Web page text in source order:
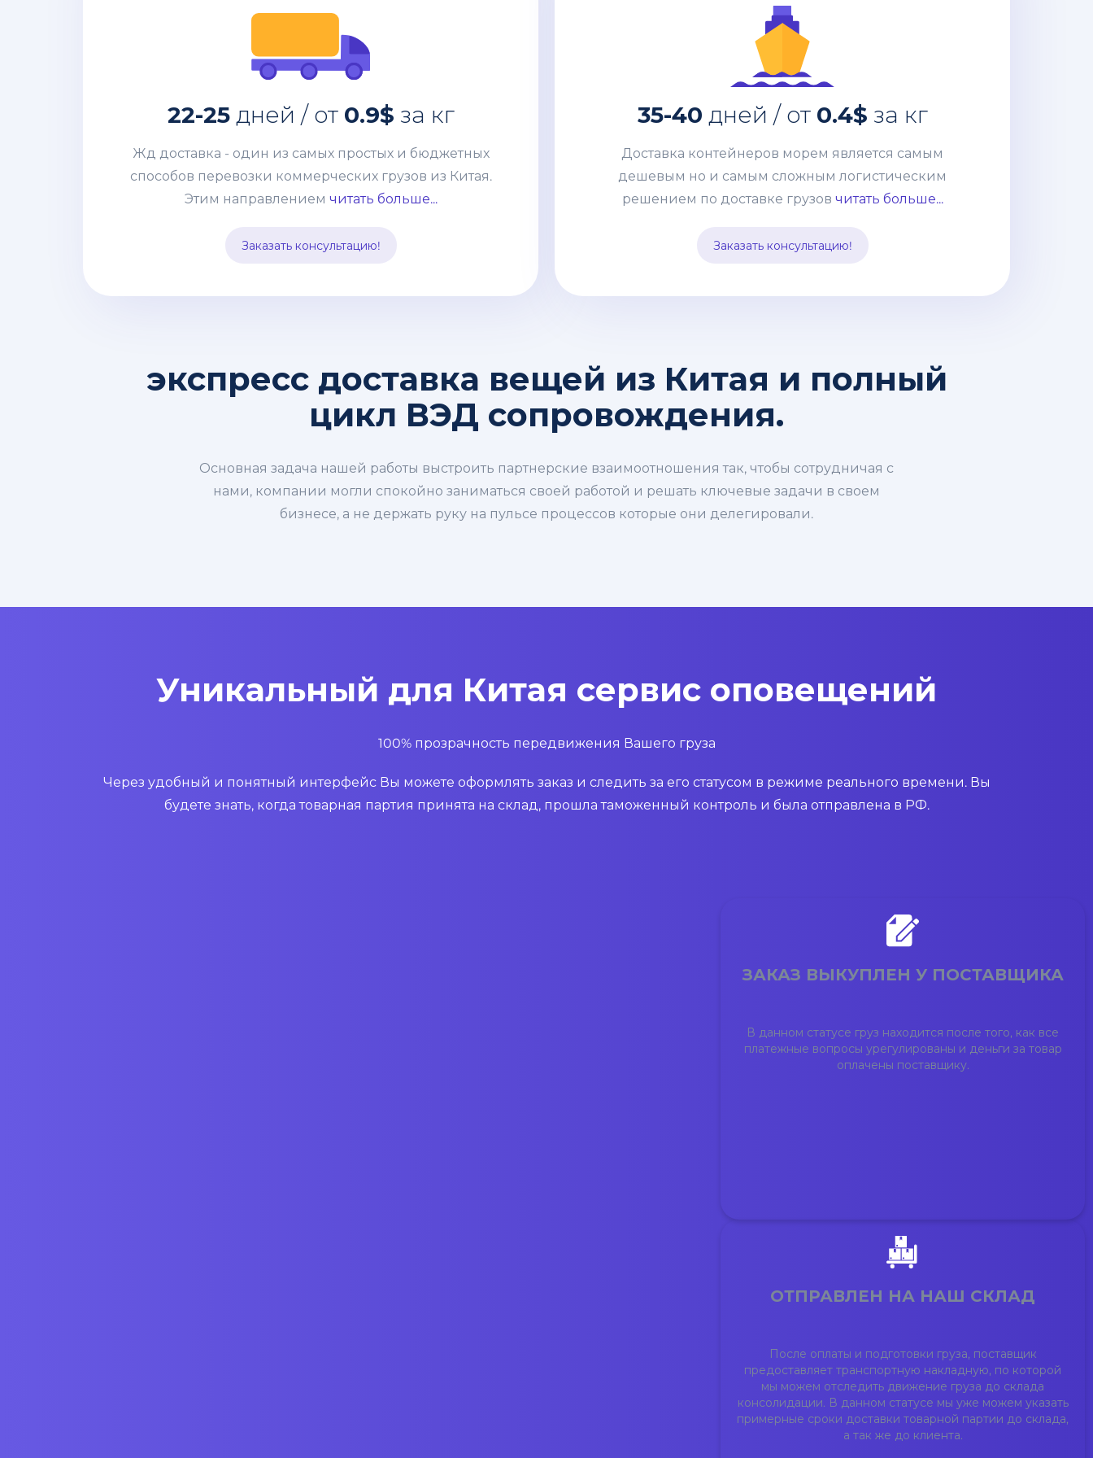
22-25дней / от 0.9$ за кг
Жд доставка - один из самых простых и бюджетных
способов перевозки коммерческих грузов из Китая.
Этим направлением читать больше...
Заказать консультацию!
дней / от
способов перевозки коммерческих грузов из Китая.
грузов 100-200кг до целых контейнеров. Развитая
система жд сообщения позволяет без задержек и
лишней финансовой нагрузки отправлять груз из
видами транспорта.
35-40 дней / от 0.4$ за кг
Доставка контейнеров морем является самым
дешевым но и самым сложным логистическим
решением по доставке грузов читать больше...
Заказать консультацию!
дней / от
дешевым но и самым сложным логистическим
с нашей компанией, Вы получаете окончательную и
неизменную статью расходов, к тому-же Вам не нужно
быть участником Вэд, оплачивать все платежи,
заботы мы берем на себя.
экспресс доставка вещей из Китая и полный
цикл ВЭД сопровождения.
Основная задача нашей работы выстроить партнерские взаимоотношения так, чтобы сотрудничая с
нами, компании могли спокойно заниматься своей работой и решать ключевые задачи в своем
бизнесе, а не держать руку на пульсе процессов которые они делегировали.
Уникальный для Китая сервис оповещений
100% прозрачность передвижения Вашего груза
Через удобный и понятный интерфейс Вы можете оформлять заказ и следить за его статусом в режиме реального времени. Вы
будете знать, когда товарная партия принята на склад, прошла таможенный контроль и была отправлена в РФ.
ЗАКАЗ ВЫКУПЛЕН У ПОСТАВЩИКА
В данном статусе груз находится после того, как все
платежные вопросы урегулированы и деньги за товар
оплачены поставщику.
ОТПРАВЛЕН НА НАШ СКЛАД
После оплаты и подготовки груза, поставщик
предоставляет транспортную накладную, по которой
мы можем отследить движение груза до склада
консолидации. В данном статусе мы уже можем указать
примерные сроки доставки товарной партии до склада,
а так же до клиента.